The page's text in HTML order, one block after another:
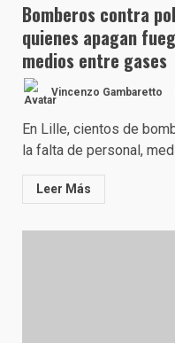
Bomberos contra
quienes apagan
medios entre gases
Vincenzo Gambaretto
En Lille, cientos de
la falta de personal,
Leer Más